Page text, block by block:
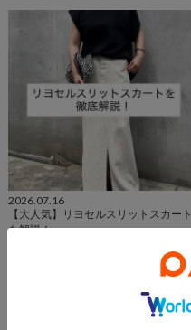
2026.07.16
【大人気】リヨセルスリットスカート
を解説！